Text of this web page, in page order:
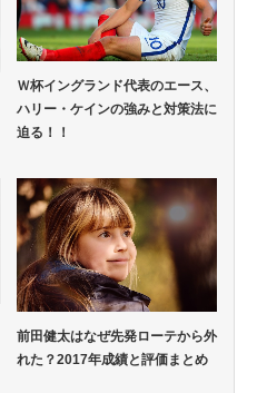
Ｗ杯イングランド代表のエース、
ハリー・ケインの強みと対策法に
迫る！！
前田健太はなぜ先発ローテから外
れた？2017年成績と評価まとめ